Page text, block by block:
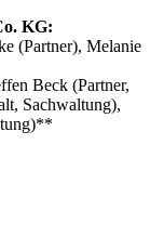
KG:
(Partner), Melanie
Beck (Partner,
Sachwaltung),